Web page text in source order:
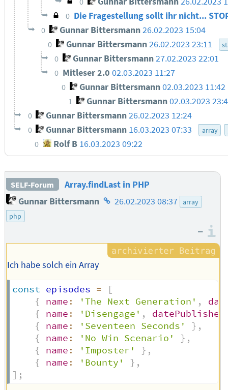
0 Die Fragestellung sollt ihr nicht...
0 Gunnar Bittersmann26.02.2023 15:04
0 Gunnar Bittersmann26.02.2023 23:11
0 Gunnar Bittersmann27.02.2023 22:01
0 Mitleser 2.002.03.2023 11:27
0 Gunnar Bittersmann02.03.2023 11:42
1 Gunnar Bittersmann 02.03.2023
0 Gunnar Bittersmann26.02.2023 12:24
0 Gunnar Bittersmann 16.03.2023 07:33 array
0 Rolf B 16.03.2023 09:22
SELF-Forum
Array.findLast in PHP
Gunnar Bittersmann Homepage
26.02.2023 08:37 array
php
–
Ich habe solch ein Array
const episodes =
[
{
name : 'The Next Generation' ,
{
name : 'Disengage' , datePublished
{
name : 'Seventeen Seconds' } ,
{
name : 'No Win Scenario' } ,
{
name : 'Imposter' } ,
{
name : 'Bounty' } ,
] ;